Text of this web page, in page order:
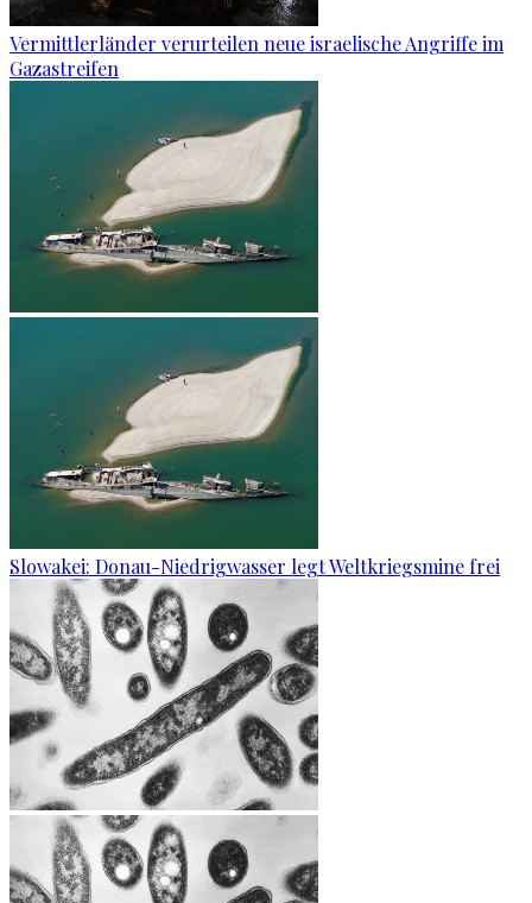
Vermittlerländer verurteilen neue israelische Angriffe im
Gazastreifen
Slowakei: Donau-Niedrigwasser legt Weltkriegsmine frei